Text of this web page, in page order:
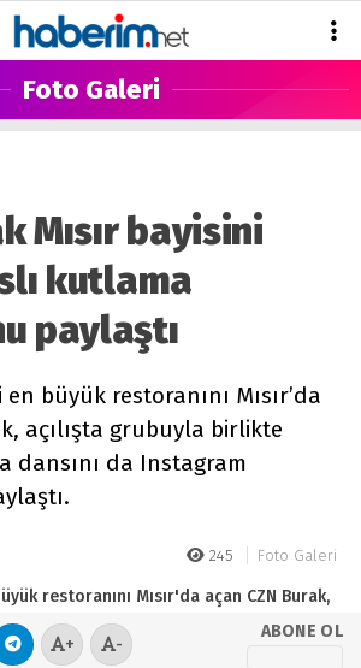
Foto Galeri
Mısır bayisini
kutlama
paylaştı
büyük restoranını Mısır’da
açılışta grubuyla birlikte
dansını da Instagram
245 Foto Galeri
+ -
ABONE OL